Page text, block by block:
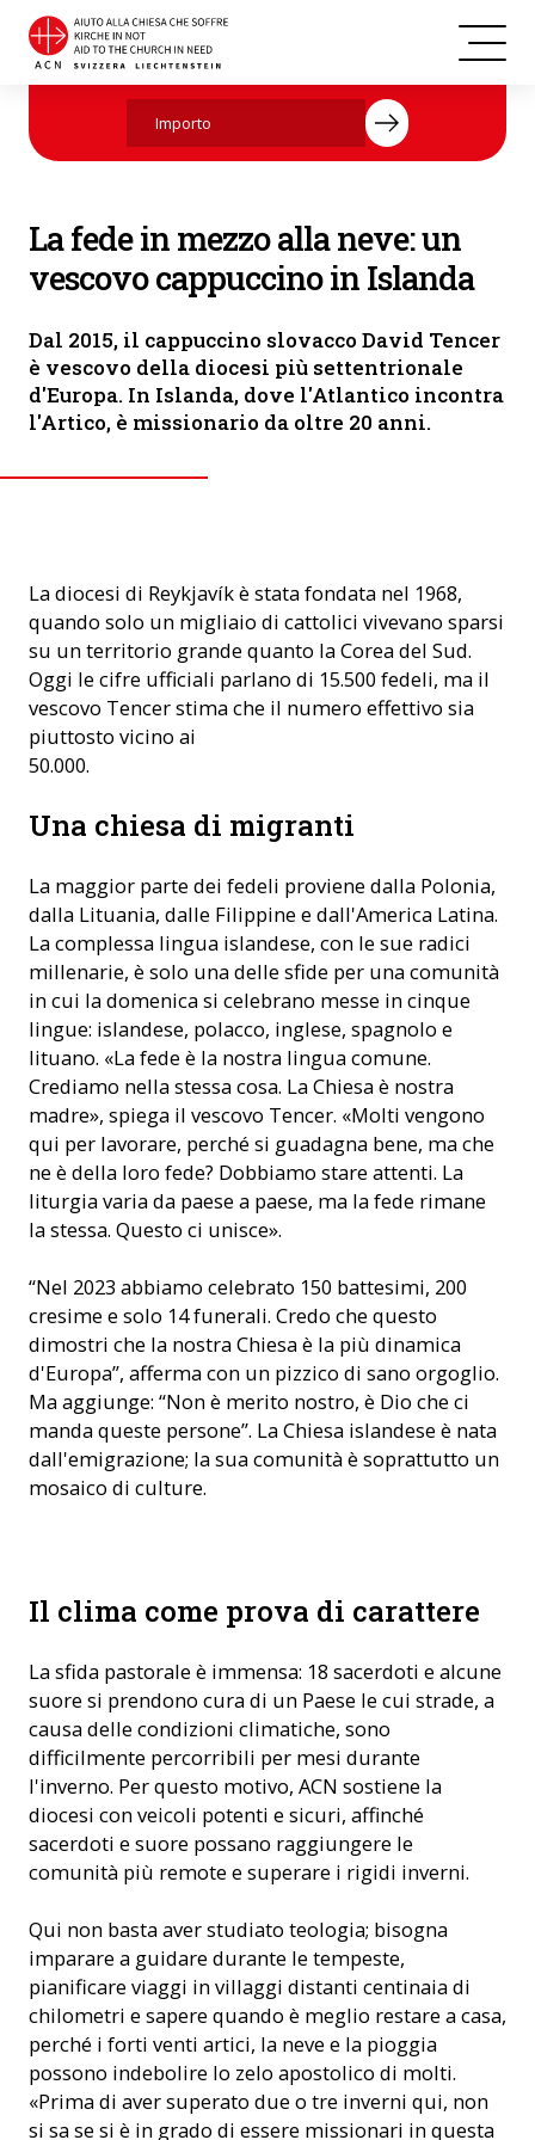
Pellegrinaggio collettivo sotto la pioggia (© ACN)
Aiutate ora con la vostra donazione.
La fede in mezzo alla neve: un
vescovo cappuccino in Islanda
Dal 2015, il cappuccino slovacco David Tencer
è vescovo della diocesi più settentrionale
d'Europa. In Islanda, dove l'Atlantico incontra
l'Artico, è missionario da oltre 20 anni.
La diocesi di Reykjavík è stata fondata nel 1968,
quando solo un migliaio di cattolici vivevano sparsi
su un territorio grande quanto la Corea del Sud.
Oggi le cifre ufficiali parlano di 15.500 fedeli, ma il
vescovo Tencer stima che il numero effettivo sia
piuttosto vicino ai
50.000.
Una chiesa di migranti
La maggior parte dei fedeli proviene dalla Polonia,
dalla Lituania, dalle Filippine e dall'America Latina.
La complessa lingua islandese, con le sue radici
millenarie, è solo una delle sfide per una comunità
in cui la domenica si celebrano messe in cinque
lingue: islandese, polacco, inglese, spagnolo e
lituano. «La fede è la nostra lingua comune.
Crediamo nella stessa cosa. La Chiesa è nostra
madre», spiega il vescovo Tencer. «Molti vengono
qui per lavorare, perché si guadagna bene, ma che
ne è della loro fede? Dobbiamo stare attenti. La
liturgia varia da paese a paese, ma la fede rimane
la stessa. Questo ci unisce».
“Nel 2023 abbiamo celebrato 150 battesimi, 200
cresime e solo 14 funerali. Credo che questo
dimostri che la nostra Chiesa è la più dinamica
d'Europa”, afferma con un pizzico di sano orgoglio.
Ma aggiunge: “Non è merito nostro, è Dio che ci
manda queste persone”. La Chiesa islandese è nata
dall'emigrazione; la sua comunità è soprattutto un
mosaico di culture.
Il clima come prova di carattere
La sfida pastorale è immensa: 18 sacerdoti e alcune
suore si prendono cura di un Paese le cui strade, a
causa delle condizioni climatiche, sono
difficilmente percorribili per mesi durante
l'inverno. Per questo motivo, ACN sostiene la
diocesi con veicoli potenti e sicuri, affinché
sacerdoti e suore possano raggiungere le
comunità più remote e superare i rigidi inverni.
Qui non basta aver studiato teologia; bisogna
imparare a guidare durante le tempeste,
pianificare viaggi in villaggi distanti centinaia di
chilometri e sapere quando è meglio restare a casa,
perché i forti venti artici, la neve e la pioggia
possono indebolire lo zelo apostolico di molti.
«Prima di aver superato due o tre inverni qui, non
si sa se si è in grado di essere missionari in questa